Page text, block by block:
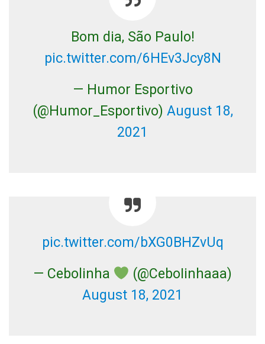
Bom dia, São Paulo!
pic.twitter.com/6HEv3Jcy8N
— Humor Esportivo
(@Humor_Esportivo) August 18,
2021
pic.twitter.com/bXG0BHZvUq
— Cebolinha
(@CeboIinhaaa)
August 18, 2021